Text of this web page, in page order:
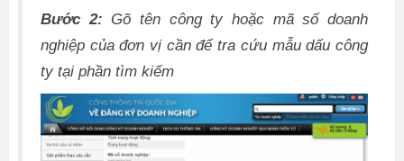
Bước 2: Gõ tên công ty hoặc mã số doanh
nghiệp của đơn vị cần để tra cứu mẫu dấu công
ty tại phần tìm kiếm